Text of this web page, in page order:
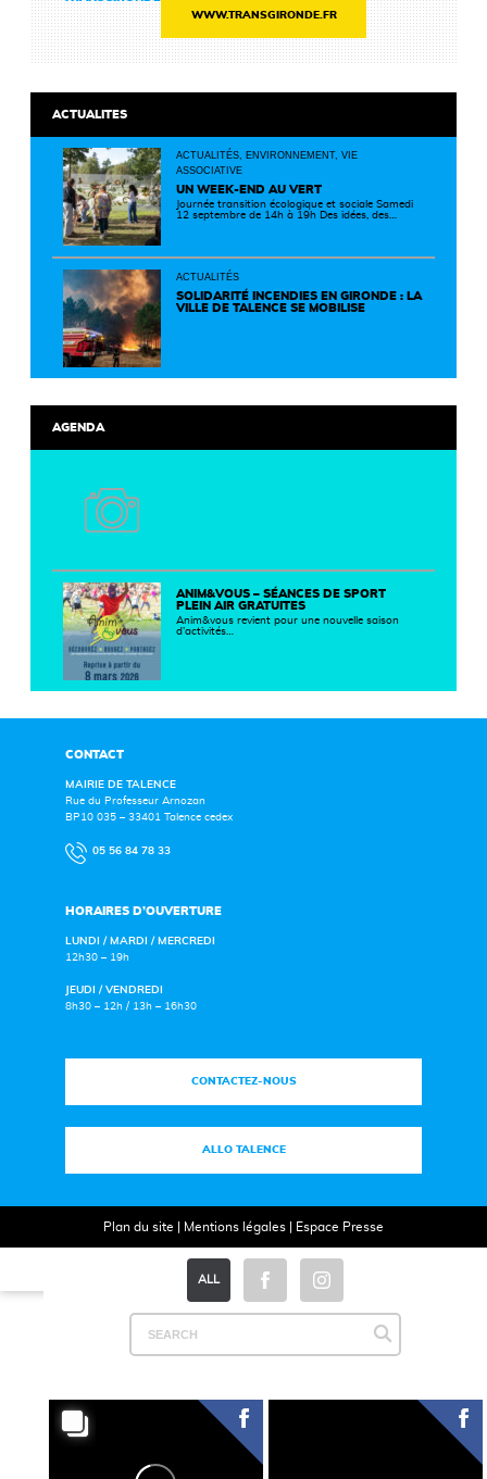
ALL
WWW.TRANSGIRONDE.FR
ACTUALITES
ACTUALITÉS, ENVIRONNEMENT, VIE
ASSOCIATIVE
UN WEEK-END AU VERT
Journée transition écologique et sociale Samedi
12 septembre de 14h à 19h Des idées, des
un territoire plus durable et solidaire.
ACTUALITÉS
SOLIDARITÉ INCENDIES EN GIRONDE : LA
VILLE DE TALENCE SE MOBILISE
AGENDA
ANIM&VOUS – SÉANCES DE SPORT
PLEIN AIR GRATUITES
Anim&vous revient pour une nouvelle saison
d’activités…
CONTACT
MAIRIE DE TALENCE
Rue du Professeur Arnozan
BP10 035 – 33401 Talence cedex
05 56 84 78 33
HORAIRES D’OUVERTURE
LUNDI / MARDI / MERCREDI
12h30 – 19h
JEUDI / VENDREDI
8h30 – 12h / 13h – 16h30
CONTACTEZ-NOUS
ALLO TALENCE
Plan du site Mentions légales| Espace Presse